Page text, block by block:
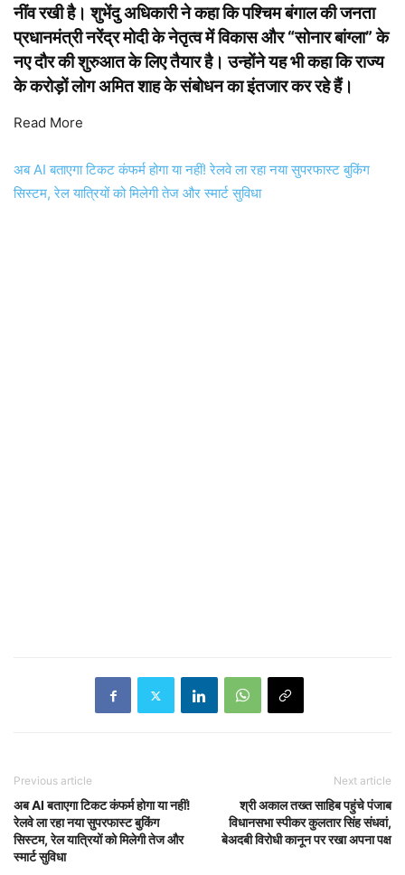
नींव रखी है। शुभेंदु अधिकारी ने कहा कि पश्चिम बंगाल की जनता
प्रधानमंत्री नरेंद्र मोदी के नेतृत्व में विकास और “सोनार बांग्ला” के
नए दौर की शुरुआत के लिए तैयार है। उन्होंने यह भी कहा कि राज्य
के करोड़ों लोग अमित शाह के संबोधन का इंतजार कर रहे हैं।
Read More
अब AI बताएगा टिकट कंफर्म होगा या नहीं! रेलवे ला रहा नया सुपरफास्ट बुकिंग
सिस्टम, रेल यात्रियों को मिलेगी तेज और स्मार्ट सुविधा
Previous article
अब AI बताएगा टिकट कंफर्म होगा या नहीं!
रेलवे ला रहा नया सुपरफास्ट बुकिंग
सिस्टम, रेल यात्रियों को मिलेगी तेज और
स्मार्ट सुविधा
Next article
श्री अकाल तख्त साहिब पहुंचे पंजाब
विधानसभा स्पीकर कुलतार सिंह संधवां,
बेअदबी विरोधी कानून पर रखा अपना पक्ष